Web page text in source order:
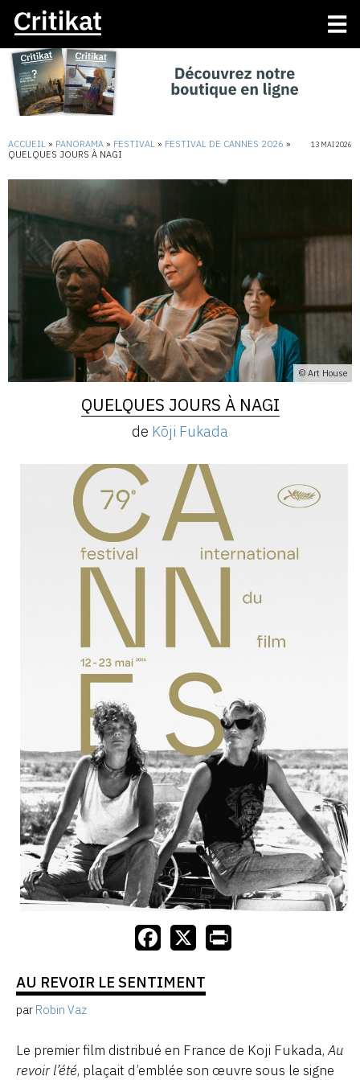
ACCUEIL » PANORAMA » FESTIVAL » FESTIVAL DE CANNES 2026 »
QUELQUES JOURS À NAGI
13 MAI 2026
© Art House
QUELQUES JOURS À NAGI
de Kōji Fukada
AU REVOIR LE SENTIMENT
par Robin Vaz
Le premier film distribué en France de Koji Fukada,Au
revoir l’été, plaçait d’emblée son œuvre sous le signe